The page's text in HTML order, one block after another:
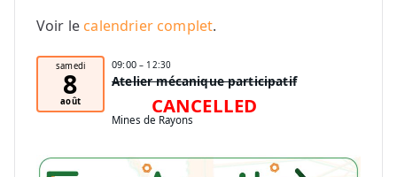
Voir le calendrier complet.
samedi
8
août
09:00 – 12:30
Atelier mécanique participatif
CANCELLED
Mines de Rayons